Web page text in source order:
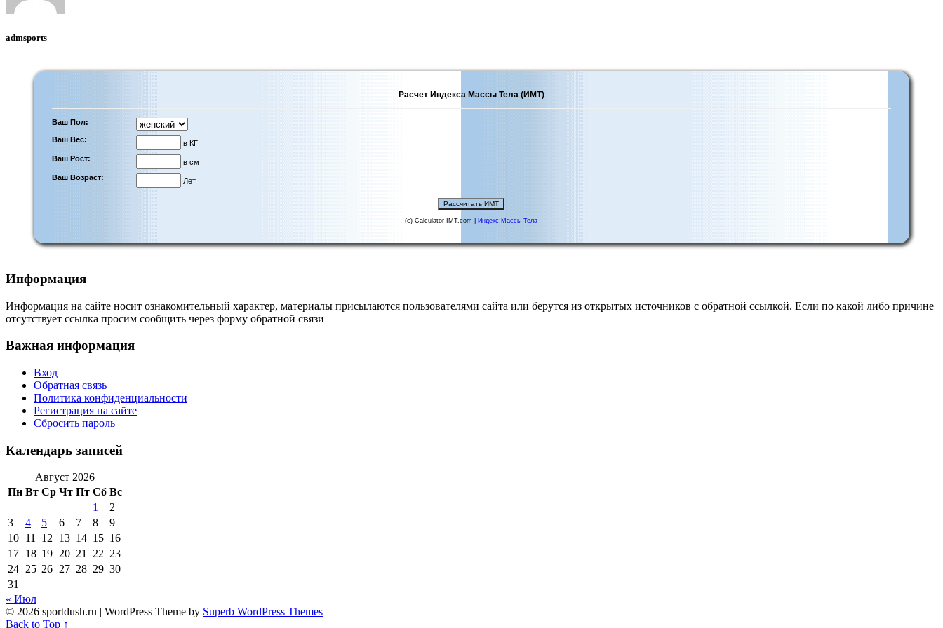
admsports
Расчет Индекса Массы Тела (ИМТ)
Ваш Пол:
Ваш Вес:
в КГ
Ваш Рост:
в см
Ваш Возраст:
Лет
(c) Calculator-IMT.com | Индекс Массы Тела
Информация
Информация на сайте носит ознакомительный характер, материалы присылаются пользователями сайта или берутся из открытых источников с обратной ссылкой. Если по какой либо причине
отсутствует ссылка просим сообщить через форму обратной связи
Важная информация
Вход
Обратная связь
Политика конфиденциальности
Регистрация на сайте
Сбросить пароль
Календарь записей
Август 2026
Пн Вт Ср Чт Пт Сб Вс
1
2
3
4 5 6 7 8
9
10 11 12 13 14 15 16
17 18 19 20 21 22 23
24 25 26 27 28 29 30
31
« Июл
© 2026 sportdush.ru | WordPress Theme by Superb WordPress Themes
Back to Top ↑